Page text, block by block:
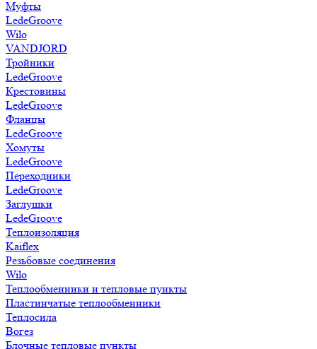
Муфты
LedeGroove
Wilo
VANDJORD
Тройники
LedeGroove
Крестовины
LedeGroove
Фланцы
LedeGroove
Хомуты
LedeGroove
Переходники
LedeGroove
Заглушки
LedeGroove
Теплоизоляция
Kaiflex
Резьбовые соединения
Wilo
Теплообменники и тепловые пункты
Пластинчатые теплообменники
Теплосила
Вогез
Блочные тепловые пункты